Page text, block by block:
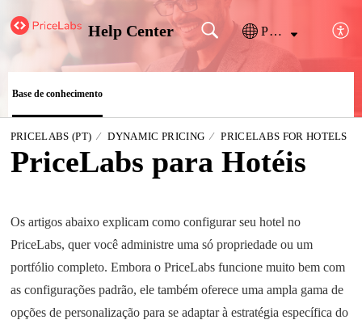
Help Center Português
Base de conhecimento
PRICELABS (PT) DYNAMIC PRICING PRICELABS FOR HOTELS
PriceLabs para Hotéis
Os artigos abaixo explicam como configurar seu hotel no
PriceLabs, quer você administre uma só propriedade ou um
portfólio completo. Embora o PriceLabs funcione muito bem com
as configurações padrão, ele também oferece uma ampla gama de
opções de personalização para se adaptar à estratégia específica do